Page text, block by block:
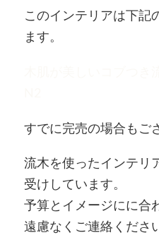
このインテリアは下記
ます。
すでに完売の場合もご
流木を使ったインテリ
受けしています。
予算とイメージにに合
遠慮なくご連絡くださ